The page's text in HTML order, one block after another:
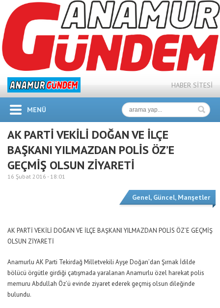
HABER SİTESİ
MENÜ
AK PARTİ VEKİLİ DOĞAN VE İLÇE
BAŞKANI YILMAZDAN POLİS ÖZ’E
GEÇMİŞ OLSUN ZİYARETİ
16 Şubat 2016 - 18:01
Genel, Güncel, Manşetler
AK PARTİ VEKİLİ DOĞAN VE İLÇE BAŞKANI YILMAZDAN POLİS ÖZ’E GEÇMİŞ
OLSUN ZİYARETİ
Anamurlu AK Parti Tekirdağ Milletvekili Ayşe Doğan’dan Şırnak İdilde
bölücü örgütle girdiği çatışmada yaralanan Anamurlu özel harekat polis
memuru Abdullah Öz’ü evinde ziyaret ederek geçmiş olsun dileğinde
bulundu.